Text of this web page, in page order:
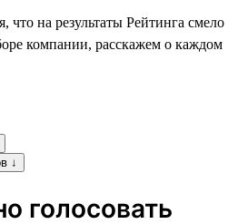
что на результаты Рейтинга смело
компании, расскажем о каждом
↓
голосовать